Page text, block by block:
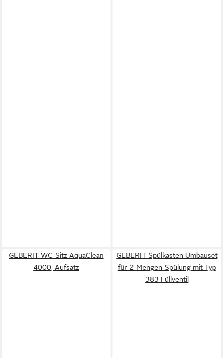
GEBERIT WC-Sitz AquaClean
4000, Aufsatz
GEBERIT Spülkasten Umbauset
für 2-Mengen-Spülung mit Typ
383 Füllventil